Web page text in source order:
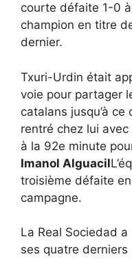
courte défaite 1-0
champion en titre
dernier.
Txuri-Urdin était
voie pour partager
catalans jusqu’à ce
rentré chez lui
à la 92e minute
Imanol Alguacil
troisième défaite
campagne.
La Real Sociedad
ses quatre